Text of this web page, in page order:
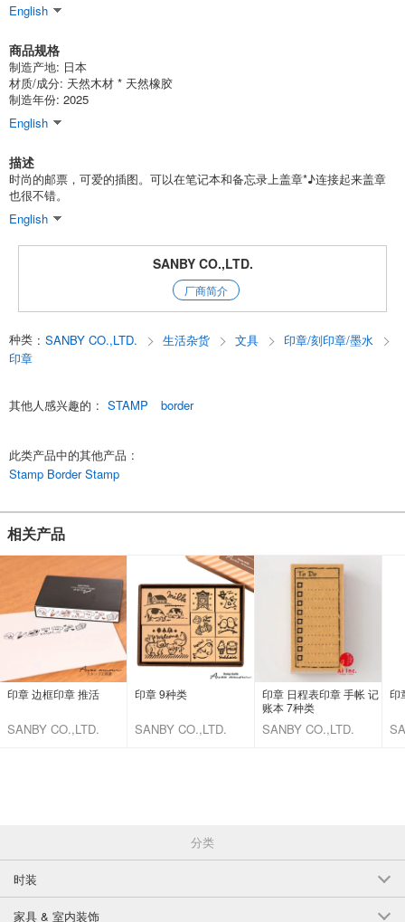
English
商品规格
制造产地: 日本
材质/成分: 天然木材 * 天然橡胶
制造年份: 2025
English
描述
时尚的邮票，可爱的插图。可以在笔记本和备忘录上盖章*♪连接起来盖章
也很不错。
English
SANBY CO.,LTD.
厂商简介
种类 : SANBY CO.,LTD. 生活杂货 文具
印章/刻印章/墨水
印章
其他人感兴趣的 : STAMP border
此类产品中的其他产品 :
Stamp Border Stamp
相关产品
印章 边框印章 推活
SANBY CO.,LTD.
印章 9种类
SANBY CO.,LTD.
印章 日程表印章 手帐 记
账本 7种类
SANBY CO.,LTD.
印
分类
时装
家具 & 室内装饰